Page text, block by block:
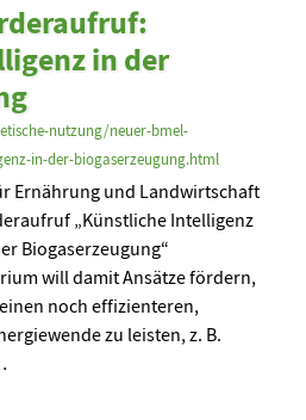
in der
nutzung/neuer-bmel-
in-der-biogaserzeugung.html
Ernährung und Landwirtschaft
„Künstliche Intelligenz
Biogaserzeugung“
will damit Ansätze fördern,
noch effizienteren,
zu leisten, z. B.